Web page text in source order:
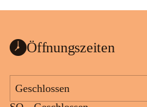
Öffnungszeiten
Geschlossen